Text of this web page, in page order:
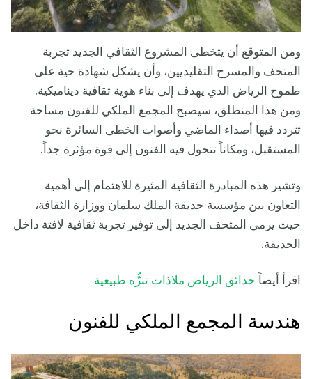
ومن المتوقع أن يتخطى المشروع الثقافي الجديد تجربة
المتحف والمسرح التقليديين، وأن يشكل شهادة حية على
طموح الرياض الذي يهدف إلى بناء هوية ثقافية ديناميكية.
ومن هذا المنطلق، سيصبح المجمع الملكي للفنون مساحة
تتردد فيها أصداء الماضي وأصوات الخطى السائرة نحو
المستقبل، ومكاناً تتحول فيه الفنون إلى قوة مؤثرة جداً.
وتشير هذه المبادرة الثقافية المثيرة للاهتمام إلى أهمية
التعاون بين مؤسسة حديقة الملك سلمان ووزارة الثقافة،
حيث يرمي المتحف الجديد إلى توفير تجربة ثقافية لافتة داخل
الحديقة.
اقرأ أيضاً حدائق الرياض ملاذات تنزُّه طبيعية
هندسة المجمع الملكي للفنون